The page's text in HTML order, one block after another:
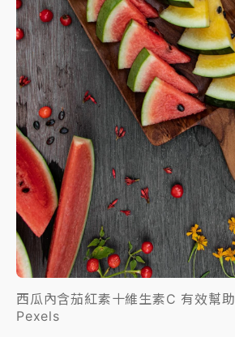
西瓜內含茄紅素十維生素C 有效幫
Pexels